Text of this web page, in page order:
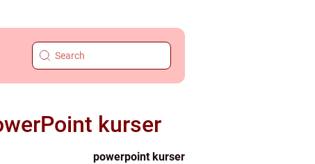
kurser
powerpoint kurser